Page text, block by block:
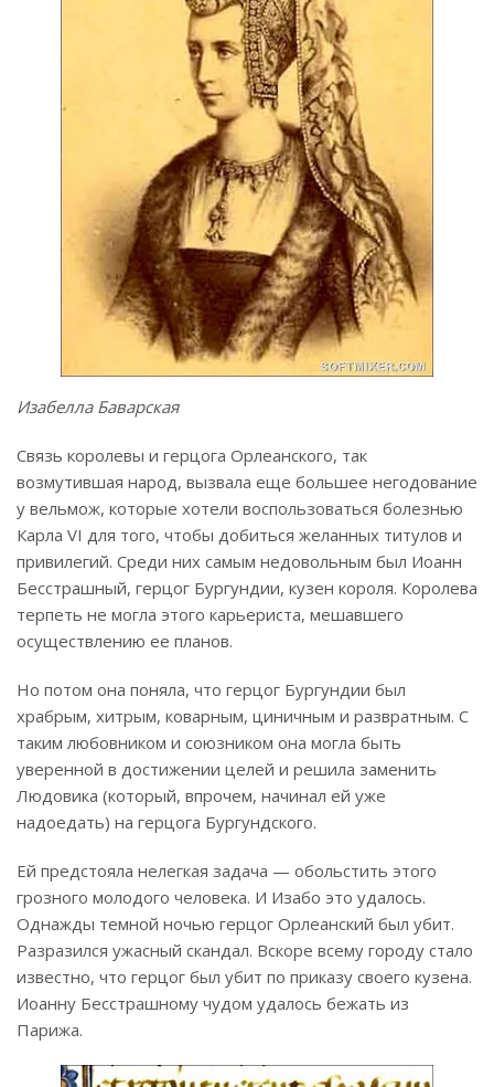
Изабелла Баварская
Связь королевы и герцога Орлеанского, так
возмутившая народ, вызвала еще большее негодование
у вельмож, которые хотели воспользоваться болезнью
Карла VI для того, чтобы добиться желанных титулов и
привилегий. Среди них самым недовольным был Иоанн
Бесстрашный, герцог Бургундии, кузен короля. Королева
терпеть не могла этого карьериста, мешавшего
осуществлению ее планов.
Но потом она поняла, что герцог Бургундии был
храбрым, хитрым, коварным, циничным и развратным. С
таким любовником и союзником она могла быть
уверенной в достижении целей и решила заменить
Людовика (который, впрочем, начинал ей уже
надоедать) на герцога Бургундского.
Ей предстояла нелегкая задача — обольстить этого
грозного молодого человека. И Изабо это удалось.
Однажды темной ночью герцог Орлеанский был убит.
Разразился ужасный скандал. Вскоре всему городу стало
известно, что герцог был убит по приказу своего кузена.
Иоанну Бесстрашному чудом удалось бежать из
Парижа.